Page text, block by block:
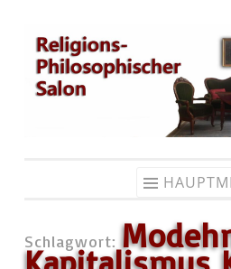
Zum
Inhalt
springen
Schlagwort: